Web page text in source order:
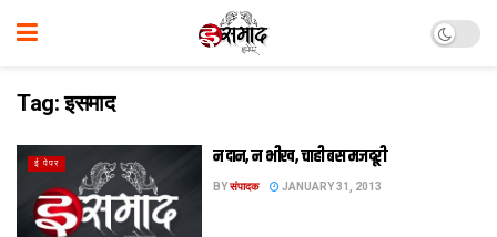
Tag:इसमाद
ई पेपर न दान, न भीख, चाही बस मजदूरी
BYसंपादक JANUARY 31, 2013